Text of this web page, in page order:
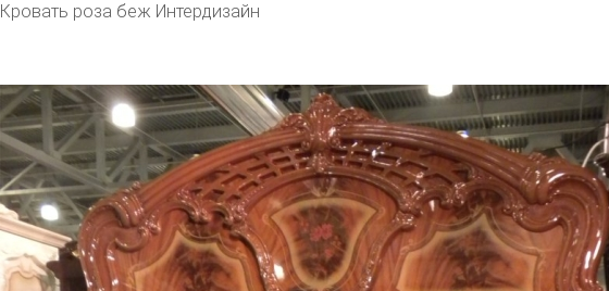
Кровать роза беж Интердизайн